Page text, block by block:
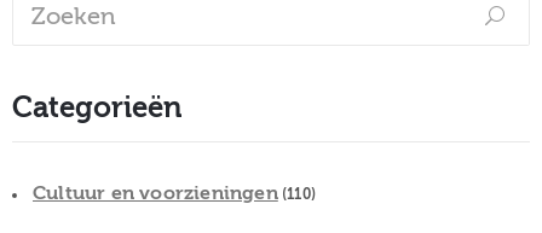
Categorieën
Cultuur en voorzieningen(110)